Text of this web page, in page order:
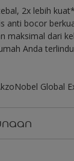
2x lebih
anti bocor
maksimal dari
Anda
Global